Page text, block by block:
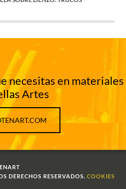
necesitas en materiales
Artes
DERECHOS RESERVADOS. COOKIES